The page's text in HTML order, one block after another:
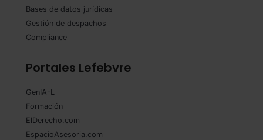
Bases de datos jurídicas
Gestión de despachos
Compliance
Portales Lefebvre
GenIA-L
Formación
ElDerecho.com
EspacioAsesoria.com